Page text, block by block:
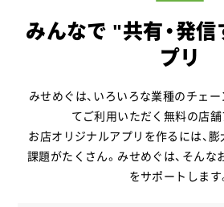
2026.02
Hills bowl様のサービスがスタートし
マハイースク様のサービスがスター
オステオパシー整体院 トラスト様の
ートしました。
みんなで "共有・発
プリ
みせめぐは、いろいろな業種のチェー
てご利用いただく無料の店舗
お店オリジナルアプリを作るには、膨
課題がたくさん。みせめぐは、そんな
をサポートします